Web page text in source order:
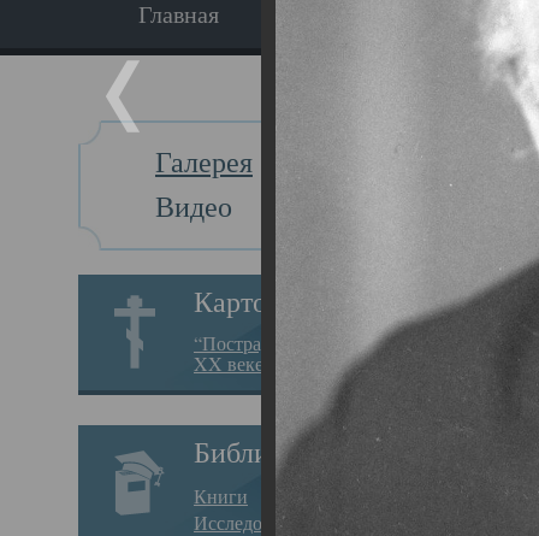
Главная
Галерея
Видео
Картотека
“Пострадавшие за веру в
XX веке на Севере”
Библиотека
Книги
Исследования